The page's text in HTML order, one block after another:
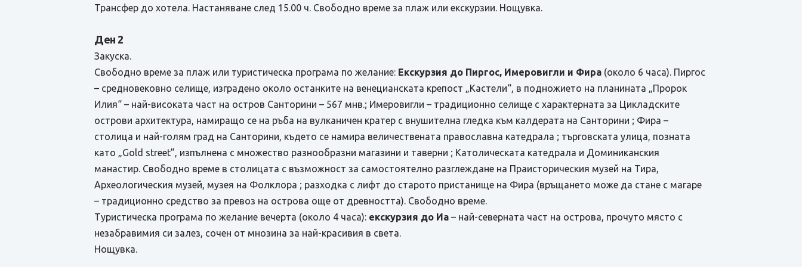
Трансфер до хотела. Настаняване след 15.00 ч. Свободно време за плаж или екскурзии. Нощувка.
Ден 2
Закуска.
Свободно време за плаж или туристическа програма по желание: Екскурзия до Пиргос, Имеровигли и Фира (около 6 часа). Пиргос
– средновековно селище, изградено около останките на венецианската крепост „Кастели“, в подножието на планината „Пророк
Илия“ – най-високата част на остров Санторини – 567 мнв.; Имеровигли – традиционно селище с характерната за Цикладските
острови архитектура, намиращо се на ръба на вулканичен кратер с внушителна гледка към калдерата на Санторини ; Фира –
столица и най-голям град на Санторини, където се намира величественaта православна катедрала ; търговската улица, позната
като „Gold street”, изпълнена с множество разнообразни магазини и таверни ; Католическата катедрала и Доминиканския
манастир. Свободно време в столицата с възможност за самостоятелно разглеждане на Праисторическия музей на Тира,
Археологическия музей, музея на Фолклора ; разходка с лифт до старото пристанище на Фира (връщането може да стане с магаре
– традиционно средство за превоз на острова още от древността). Свободно време.
Туристическа програма по желание вечерта (около 4 часа): екскурзия до Иа – най-северната част на острова, прочуто място с
незабравимия си залез, сочен от мнозина за най-красивия в света.
Нощувка.